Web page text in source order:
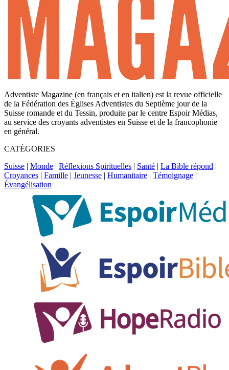
Adventiste Magazine (en français et en italien) est la revue officielle
de la Fédération des Églises Adventistes du Septième jour de la
Suisse romande et du Tessin, produite par le centre Espoir Médias,
au service des croyants adventistes en Suisse et de la francophonie
en général.
CATÉGORIES
Suisse | Monde | Réflexions Spirituelles | Santé | La Bible répond |
Croyances | Famille | Jeunesse | Humanitaire | Témoignage |
Évangélisation